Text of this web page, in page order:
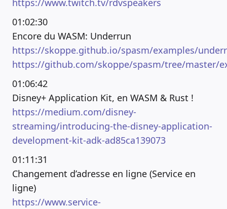
https://www.twitch.tv/rdvspeakers
01:02:30
Encore du WASM: Underrun
https://skoppe.github.io/spasm/examples/
https://github.com/skoppe/spasm/tree/master/
01:06:42
Disney+ Application Kit, en WASM & Rust !
https://medium.com/disney-
streaming/introducing-the-disney-application-
development-kit-adk-ad85ca139073
01:11:31
Changement d’adresse en ligne (Service en
ligne)
https://www.service-